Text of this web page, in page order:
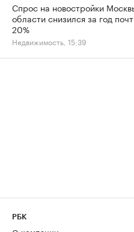
Спрос на новостройки
области снизился за год
20%
Недвижимость, 15:39
РБК